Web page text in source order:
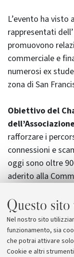
Questo
Nel nostro sito
funzionamento, sia
che potrai attivare
Cookie e altri
L’evento ha visto
rappresentati
promuovono
commerciale e
numerosi ex
zona di San
Obiettivo del
rafforzare i
connessioni e
oggi sono oltre
aderito alla
Chapter è stata
frequentato
Francisco.
Maggiori